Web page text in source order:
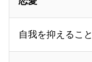
自我を抑えること